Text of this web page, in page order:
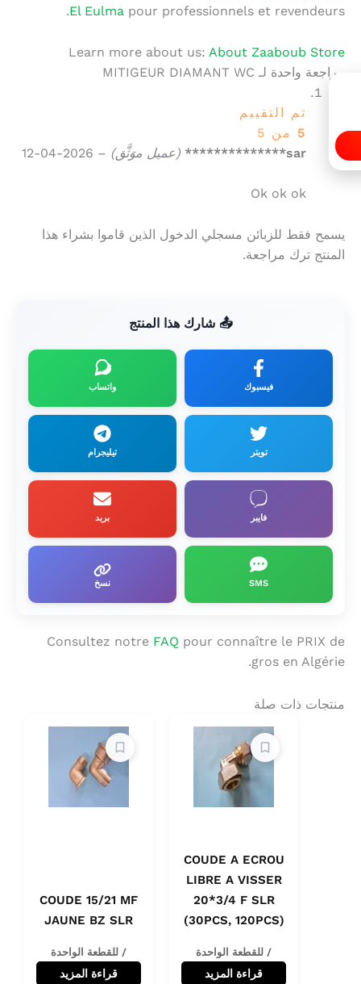
El Eulma pour professionnels et revendeurs.
Learn more about us: About Zaaboub Store
مراجعة واحدة لـ MITIGEUR DIAMANT WC
تم التقييم
5 من 5
sar**************
(عميل موَثَّق) –
2026-04-12
Ok ok ok
يسمح فقط للزبائن مسجلي الدخول الذين قاموا بشراء هذا
المنتج ترك مراجعة.
📤 شارك هذا المنتج
فيسبوك واتساب
تويتر تيليجرام
فايبر بريد
SMS نسخ
Consultez notre FAQ pour connaître le PRIX de
gros en Algérie.
منتجات ذات صلة
COUDE A ECROU
LIBRE A VISSER
20*3/4 F SLR
(30PCS, 120PCS)
/ للقطعة الواحدة
قراءة المزيد
COUDE 15/21 MF
JAUNE BZ SLR
/ للقطعة الواحدة
قراءة المزيد